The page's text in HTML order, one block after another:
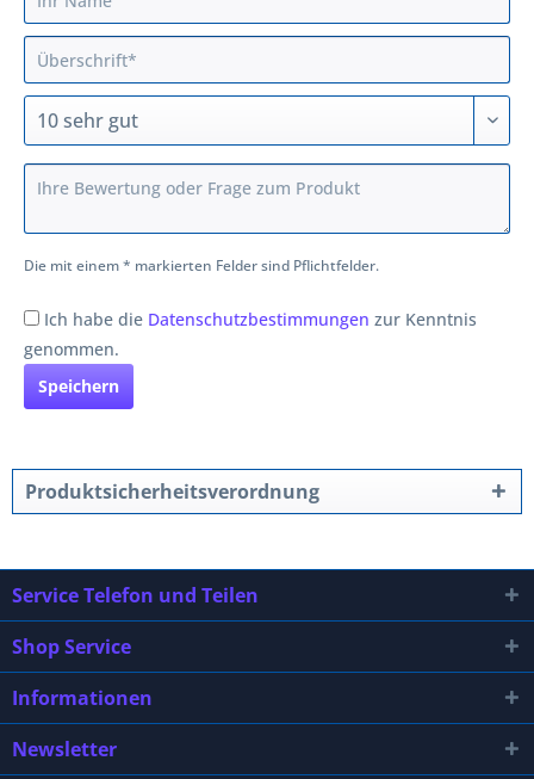
Die mit einem * markierten Felder sind Pflichtfelder.
Ich habe die Datenschutzbestimmungen zur Kenntnis
genommen.
Speichern
Produktsicherheitsverordnung
Service Telefon und Teilen
Shop Service
Informationen
Newsletter